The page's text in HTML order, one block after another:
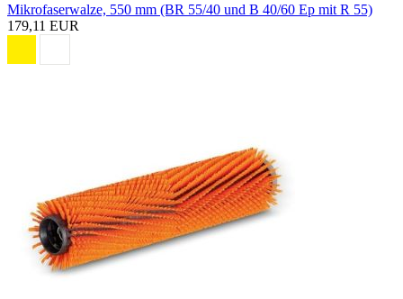
Mikrofaserwalze, 550 mm (BR 55/40 und B 40/60 Ep mit R 55)
179,11 EUR